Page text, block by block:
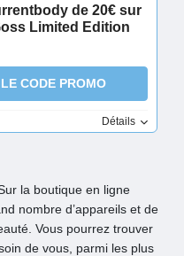
de 20€ sur
Limited Edition
CODE PROMO
Détails
la boutique en ligne
nombre d’appareils et de
Vous pourrez trouver
de vous, parmi les plus